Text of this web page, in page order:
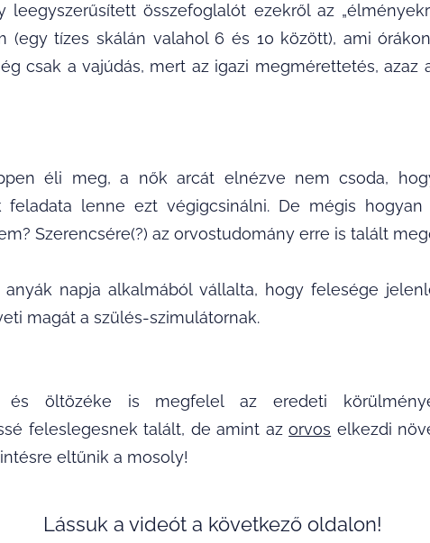
leegyszerűsített összefoglalót ezekről az
(egy tízes skálán valahol 6 és 10 között), ami
csak a vajúdás, mert az igazi megmérettetés, azaz
éli meg, a nők arcát elnézve nem csoda,
feladata lenne ezt végigcsinálni. De mégis hogyan
Szerencsére(?) az orvostudomány erre is talált
anyák napja alkalmából vállalta, hogy felesége
magát a szülés-szimulátornak.
öltözéke is megfelel az eredeti
feleslegesnek talált, de amint azorvos elkezdi
eltűnik a mosoly!
Lássuk a videót a következő oldalon!